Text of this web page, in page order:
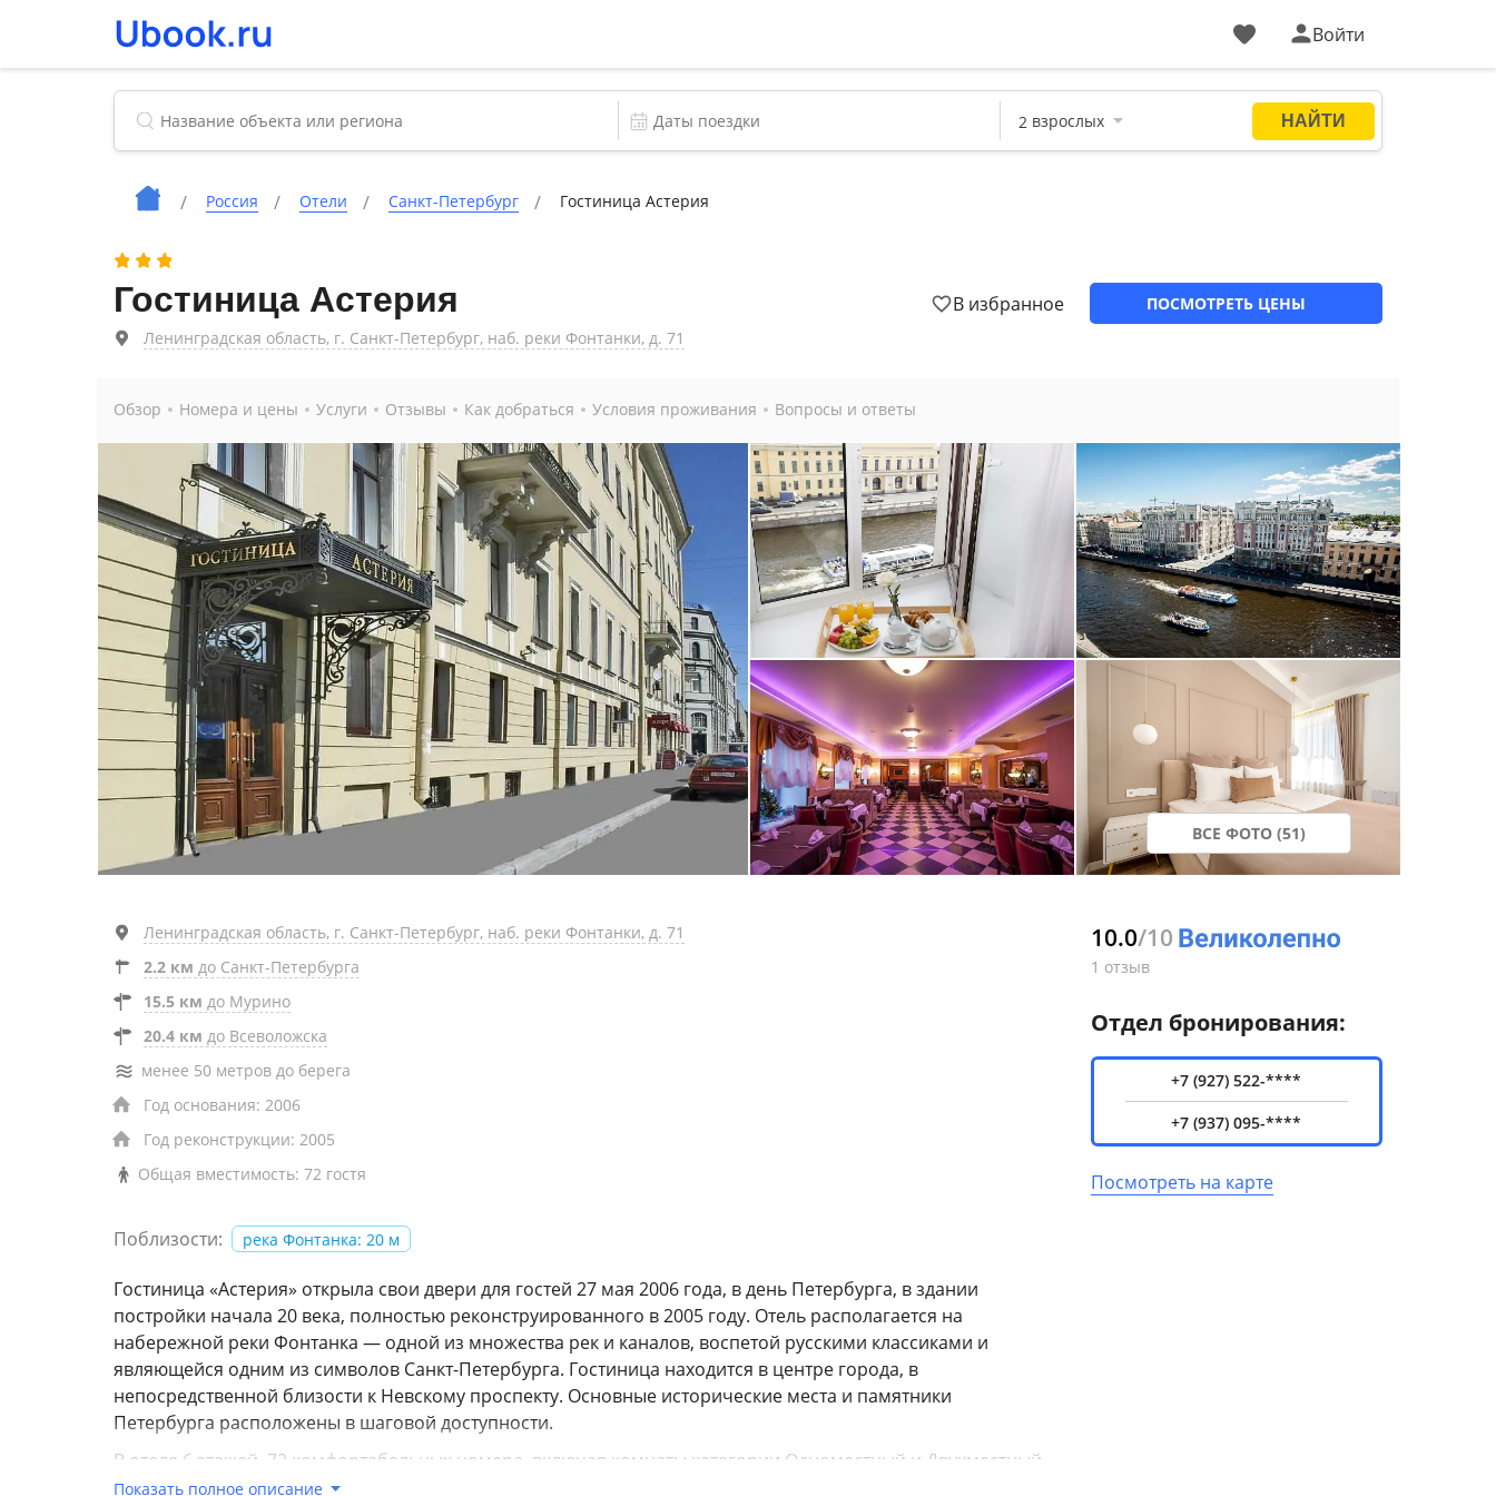
Войти
Россия Отели Санкт-Петербург Гостиница Астерия
Гостиница Астерия
Ленинградская область, г. Санкт-Петербург, наб. реки Фонтанки, д. 71
В избранное ПОСМОТРЕТЬ ЦЕНЫ
Обзор Номера и цены Услуги Отзывы Как добраться Условия проживания Вопросы и ответы
ВСЕ ФОТО (51)
Ленинградская область, г. Санкт-Петербург, наб. реки Фонтанки, д. 71
2.2 км до Санкт-Петербурга
15.5 км до Мурино
20.4 км до Всеволожска
менее 50 метров до берега
Год основания: 2006
Год реконструкции: 2005
Общая вместимость: 72 гостя
Поблизости: река Фонтанка: 20 м
Гостиница «Астерия» открыла свои двери для гостей 27 мая 2006 года, в день Петербурга, в здании
постройки начала 20 века, полностью реконструированного в 2005 году. Отель располагается на
набережной реки Фонтанка — одной из множества рек и каналов, воспетой русскими классиками и
являющейся одним из символов Санкт-Петербурга. Гостиница находится в центре города, в
непосредственной близости к Невскому проспекту. Основные исторические места и памятники
Петербурга расположены в шаговой доступности.
В отеле 6 этажей, 72 комфортабельных номера, включая комнаты категории Одноместный и Двухместный
Стандарт, Комфорт, Fontanka Suite, Люкс, Apraksin Suite и Love Suite. Часть номеров выходит окнами на
Показать полное описание
10.0/10
1 отзыв
Отдел бронирования:
+7 (927) 522-****
+7 (937) 095-****
Посмотреть на карте